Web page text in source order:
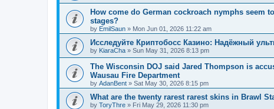
How come do German cockroach nymphs seem
stages?
by EmilSaun » Mon Jun 01, 2026 11:22 am
Исследуйте Криптобосс Казино: Надёжный
by KiaraCha » Sun May 31, 2026 8:13 pm
The Wisconsin DOJ said Jared Thompson is
Wausau Fire Department
by AdanBent » Sat May 30, 2026 8:15 pm
What are the twenty rarest rarest skins in Brawl
by ToryThre » Fri May 29, 2026 11:30 pm